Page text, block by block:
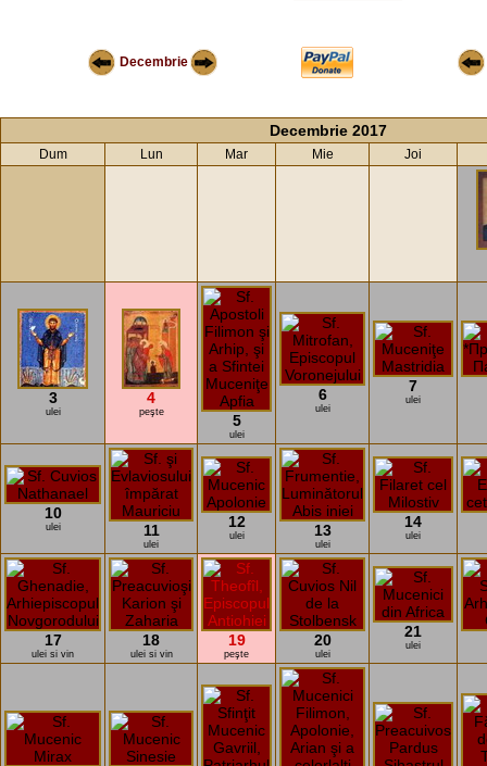
Decembrie
Decembrie 2017
Dum Lun Mar Mie Joi
3
ulei
4
peşte 5
ulei
6
ulei
7
ulei
10
ulei 11
ulei
12
ulei 13
ulei
14
ulei
17
ulei si vin
18
ulei si vin
19
peşte
20
ulei
21
ulei